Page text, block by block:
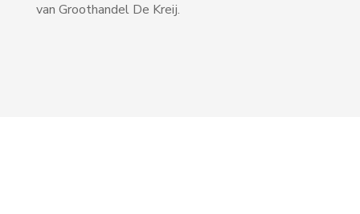
van Groothandel De Kreij.